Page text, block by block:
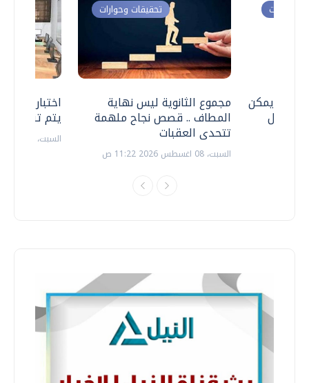
اختبارات
يتم
السبت، 18 يوليو 2026 09:22 ص
تحقيقات وحوارات
مجموع الثانوية ليس نهاية
المطاف .. قصص نجاح ملهمة
تتحدى العقبات
السبت، 08 اغسطس 2026 11:22 ص
وحوارات
.. هل يمكن
نتعامل